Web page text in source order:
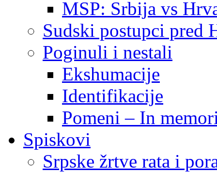
MSP: Srbija vs
Sudski postupci pred
Poginuli i nestali
Ekshumacije
Identifikacije
Pomeni – In
Spiskovi
Srpske žrtve rata i